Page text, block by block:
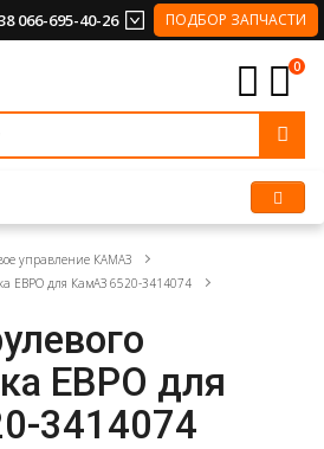
066-695-40-26 ПОДБОР ЗАПЧАСТИ
0
управлениe КАМАЗ
ЕВРО для КамАЗ 6520-3414074
ЕВРО для
3414074